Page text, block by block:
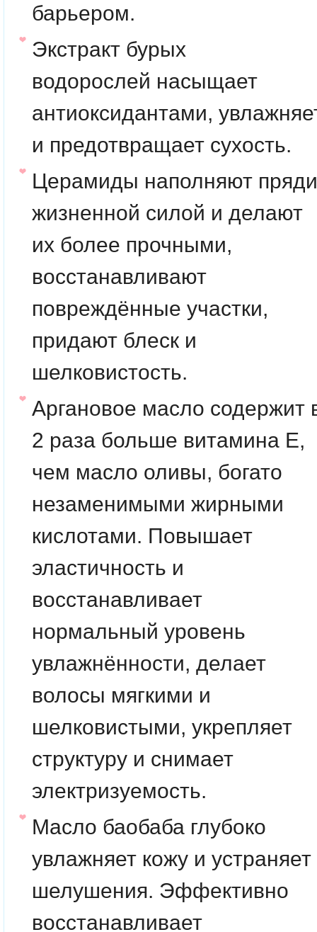
барьером.
Экстракт бурых
водорослей насыщает
антиоксидантами,
и предотвращает сухость.
Церамиды наполняют пряди
жизненной силой и делают
их более прочными,
восстанавливают
повреждённые участки,
придают блеск и
шелковистость.
Аргановое масло содержит
2 раза больше витамина E,
чем масло оливы, богато
незаменимыми жирными
кислотами. Повышает
эластичность и
восстанавливает
нормальный уровень
увлажнённости, делает
волосы мягкими и
шелковистыми, укрепляет
структуру и снимает
электризуемость.
Масло баобаба глубоко
увлажняет кожу и устраняет
шелушения. Эффективно
восстанавливает